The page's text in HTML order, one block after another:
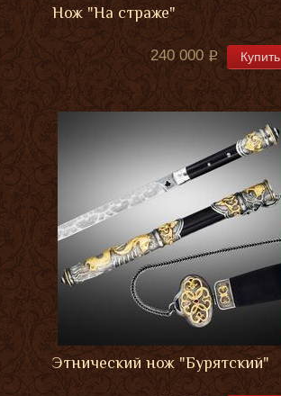
Нож "На страже"
240 000 Купить
Этнический нож "Бурятский"